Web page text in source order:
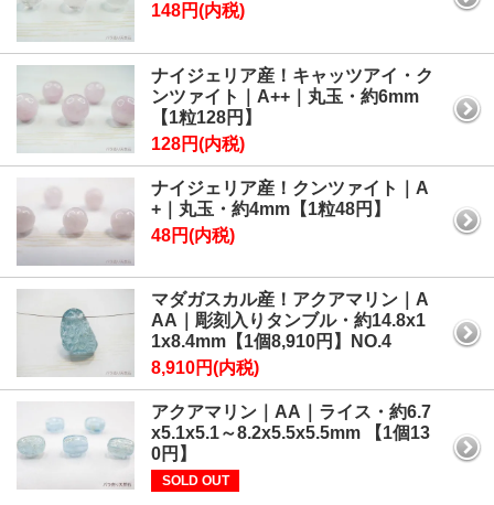
148円(内税)
ナイジェリア産！キャッツアイ・ク
ンツァイト｜A++｜丸玉・約6mm
【1粒128円】
128円(内税)
ナイジェリア産！クンツァイト｜A
+｜丸玉・約4mm【1粒48円】
48円(内税)
マダガスカル産！アクアマリン｜A
AA｜彫刻入りタンブル・約14.8x1
1x8.4mm【1個8,910円】NO.4
8,910円(内税)
アクアマリン｜AA｜ライス・約6.7
x5.1x5.1～8.2x5.5x5.5mm 【1個13
0円】
SOLD OUT